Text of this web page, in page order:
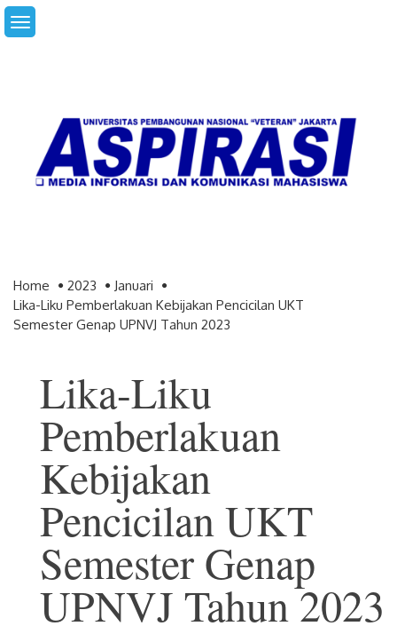
Skip
to
Home 2023
Januari
Lika-Liku Pemberlakuan Kebijakan Pencicilan UKT
Semester Genap UPNVJ Tahun 2023
Lika-Liku
Pemberlakuan
Kebijakan
Pencicilan UKT
Semester Genap
UPNVJ Tahun 2023